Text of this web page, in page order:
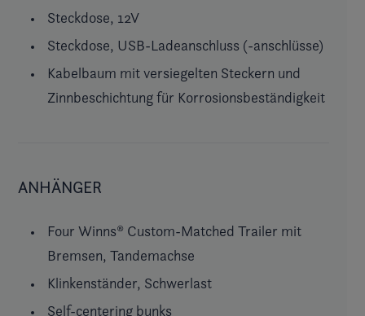
Steckdose, 12V
Steckdose, USB-Ladeanschluss (-anschlüsse)
Kabelbaum mit versiegelten Steckern und
Zinnbeschichtung für Korrosionsbeständigkeit
ANHÄNGER
Four Winns® Custom-Matched Trailer mit
Bremsen, Tandemachse
Klinkenständer, Schwerlast
Self-centering bunks